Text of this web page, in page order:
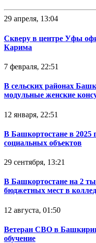
29 апреля, 13:04
Скверу в центре Уфы
Карима
7 февраля, 22:51
В сельских районах
модульные женские
12 января, 22:51
В Башкортостане в 2025
социальных объектов
29 сентября, 13:21
В Башкортостане на 2
бюджетных мест в
12 августа, 01:50
Ветеран СВО в
обучение